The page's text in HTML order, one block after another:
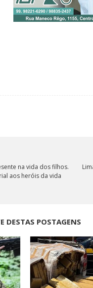
na vida dos filhos.
aos heróis da vida
DESTAS POSTAGENS